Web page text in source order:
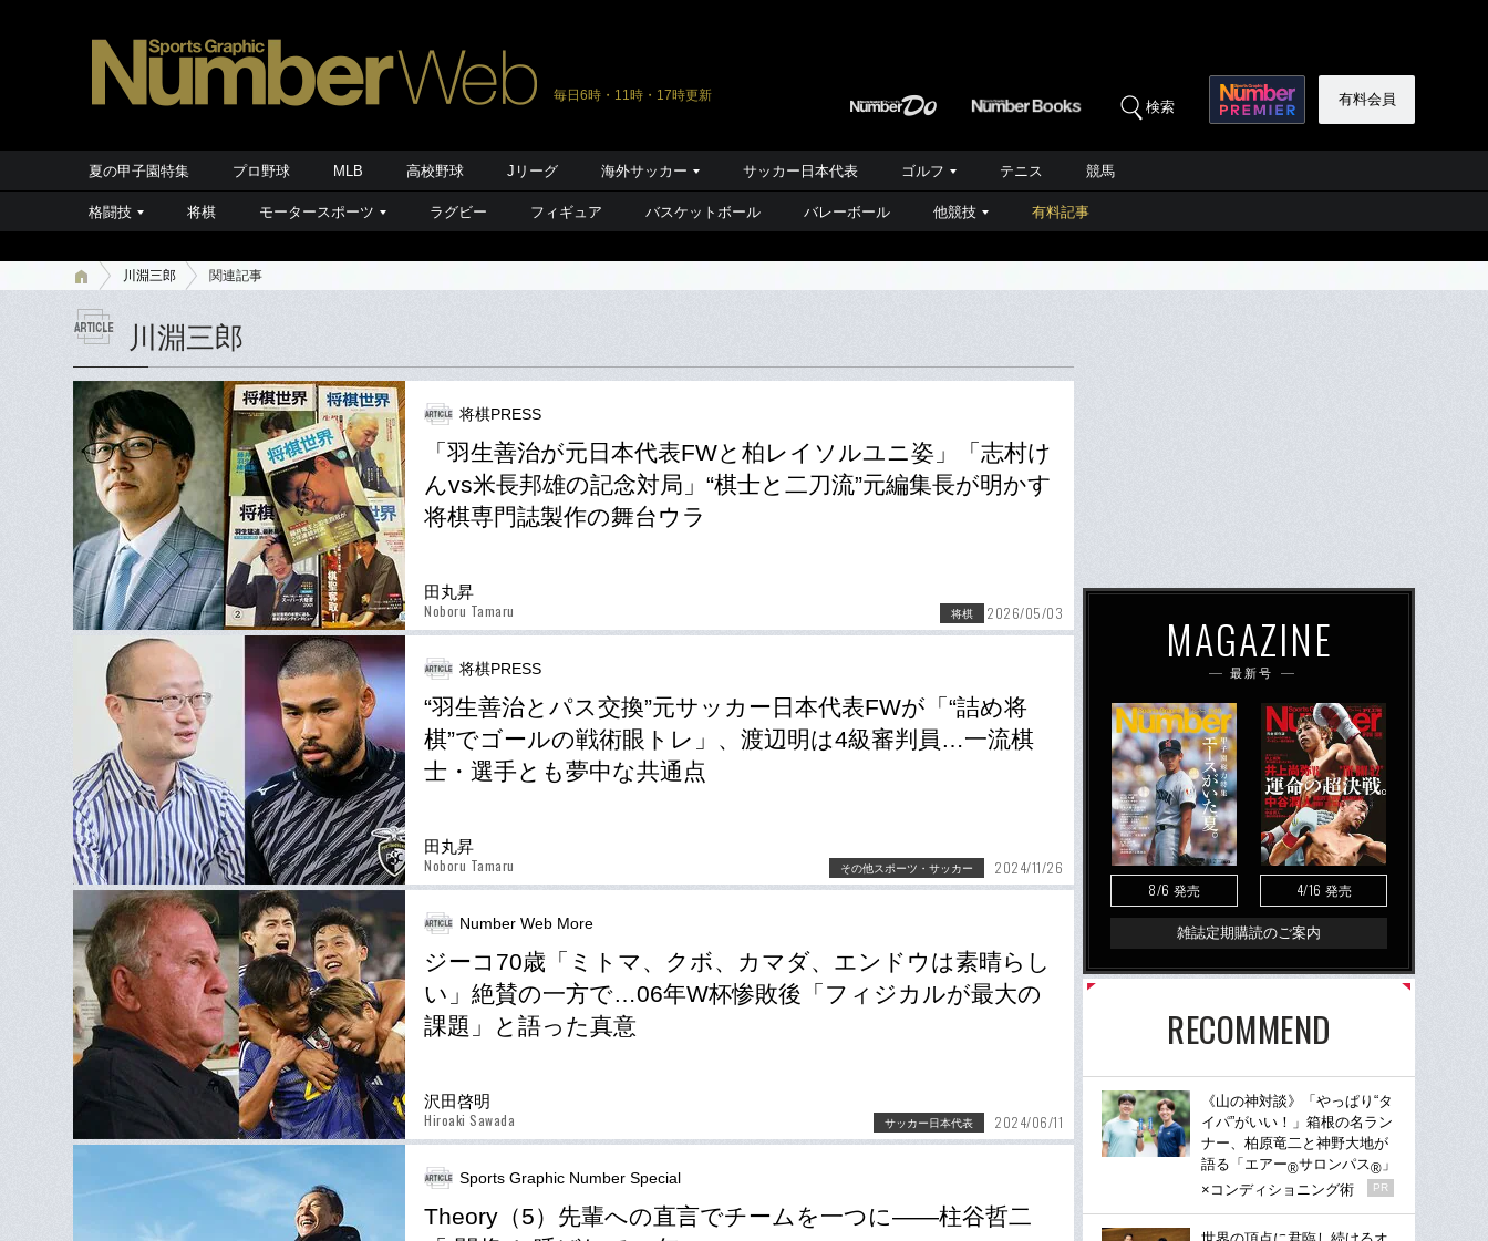
毎日6時・11時・17時更新
検索 有料会員
夏の甲子園特集 プロ野球 MLB 高校野球 Jリーグ 海外サッカー サッカー日本代表 ゴルフ テニス 競馬
格闘技 将棋 モータースポーツ ラグビー フィギュア バスケットボール バレーボール 他競技 有料記事
川淵三郎 関連記事
川淵三郎
将棋PRESS
「羽生善治が元日本代表FWと柏レイソルユニ姿」「志村け
んvs米長邦雄の記念対局」“棋士と二刀流”元編集長が明かす
将棋専門誌製作の舞台ウラ
田丸昇
Noboru Tamaru 将棋 2026/05/03
将棋PRESS
“羽生善治とパス交換”元サッカー日本代表FWが「“詰め将
棋”でゴールの戦術眼トレ」、渡辺明は4級審判員…一流棋
士・選手とも夢中な共通点
田丸昇
Noboru Tamaru その他スポーツ・サッカー 2024/11/26
Number Web More
ジーコ70歳「ミトマ、クボ、カマダ、エンドウは素晴らし
い」絶賛の一方で…06年W杯惨敗後「フィジカルが最大の
課題」と語った真意
沢田啓明
Hiroaki Sawada サッカー日本代表 2024/06/11
Sports Graphic Number Special
Theory（5）先輩への直言でチームを一つに――柱谷哲二
MAGAZINE
最新号
8/6 発売 4/16 発売
雑誌定期購読のご案内
RECOMMEND
《山の神対談》「やっぱり“タ
イパ”がいい！」箱根の名ラン
ナー、柏原竜二と神野大地が
語る「エアー®サロンパス® 」
×コンディショニング術
PR